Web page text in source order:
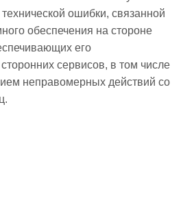
ошибки, связанной
обеспечения на стороне
его
сервисов, в том числе
неправомерных действий со